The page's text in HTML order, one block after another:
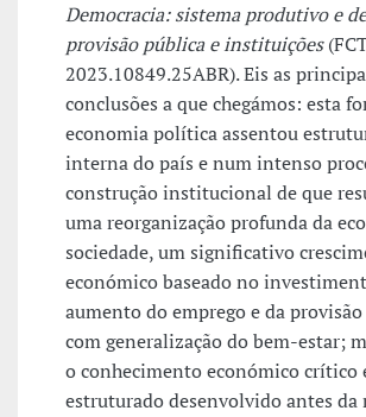
Democracia: sistema produtivo e
provisão pública e instituições
2023.10849.25ABR). Eis as
conclusões a que chegámos: esta
economia política assentou
interna do país e num intenso
construção institucional de que
uma reorganização profunda da
sociedade, um significativo
económico baseado no
aumento do emprego e da
com generalização do bem-estar;
o conhecimento económico crítico
estruturado desenvolvido antes da